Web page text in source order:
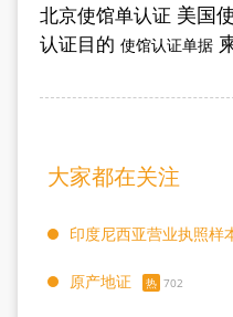
北京使馆单认证 美国
认证目的 使馆认证单据
大家都在关注
印度尼西亚营业执照样
原产地证 热 702